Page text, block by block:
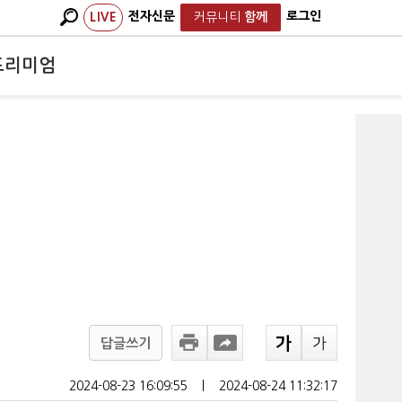
LIVE 전자신문 커뮤니티 함께 로그인
리미엄
답글쓰기
2024-08-23 16:09:55 2024-08-24 11:32:17